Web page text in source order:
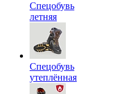
Спецобувь
летняя
Спецобувь
утеплённая